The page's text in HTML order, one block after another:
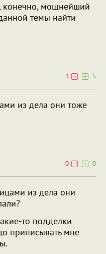
конечно, мощнейший
темы найти
3
5
из дела они тоже
0
0
из дела они
то подделки
приписывать мне